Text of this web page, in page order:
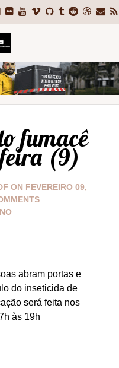
fumacê
(9)
ON FEVEREIRO 09,
abram portas e
do inseticida de
será feita nos
às 19h